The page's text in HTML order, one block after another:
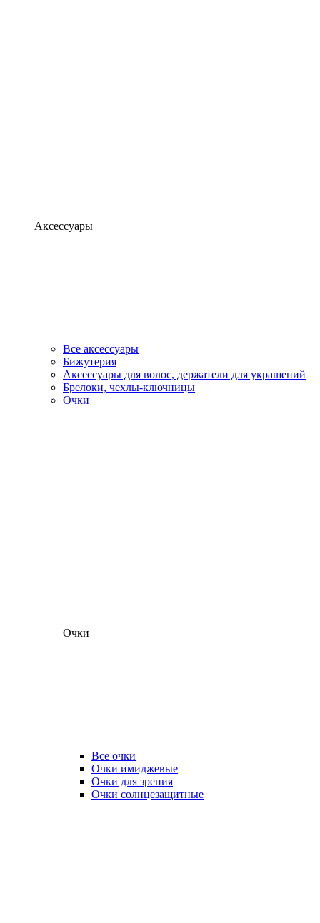
Аксессуары
Все аксессуары
Бижутерия
Аксессуары для волос, держатели для украшений
Брелоки, чехлы-ключницы
Очки
Очки
Все очки
Очки имиджевые
Очки для зрения
Очки солнцезащитные